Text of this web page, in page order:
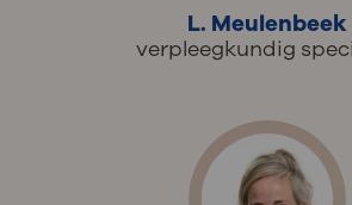
L. Meulenbeek
verpleegkundig